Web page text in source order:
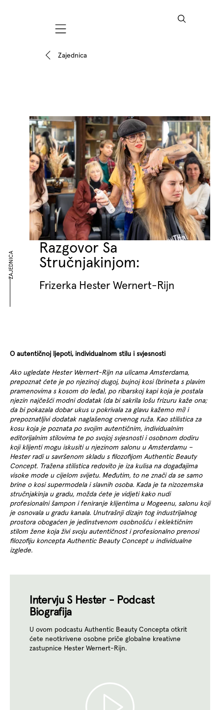
Mobile navigation
Zajednica
Razgovor Sa
Stručnjakinjom:
Frizerka Hester Wernert-Rijn
ZAJEDNICA
O autentičnoj ljepoti, individualnom stilu i svjesnosti
Ako ugledate Hester Wernert-Rijn na ulicama Amsterdama,
prepoznat ćete je po njezinoj dugoj, bujnoj kosi (brineta s plavim
pramenovima s kosom do leđa), po ribarskoj kapi koja je postala
njezin najčešći modni dodatak (da bi sakrila lošu frizuru kaže ona;
da bi pokazala dobar ukus u pokrivala za glavu kažemo mi) i
prepoznatljivi dodatak naglašenog crvenog ruža. Kao stilistica za
kosu koja je poznata po svojim autentičnim, individualnim
editorijalnim stilovima te po svojoj svjesnosti i osobnom dodiru
koji klijenti mogu iskusiti u njezinom salonu u Amsterdamu –
Hester radi u savršenom skladu s filozofijom Authentic Beauty
Concept. Tražena stilistica redovito je iza kulisa na događajima
visoke mode u cijelom svijetu. Međutim, to ne znači da se samo
brine o kosi supermodela i slavnih osoba. Kada je ta nizozemska
stručnjakinja u gradu, možda ćete je vidjeti kako nudi
profesionalni šampon i feniranje klijentima u Mogeenu, salonu koji
je osnovala u gradu kanala. Unutrašnji dizajn tog industrijalnog
prostora obogaćen je jedinstvenom osobnošću i eklektičnim
stilom žene koja živi svoju autentičnost i profesionalno prenosi
filozofiju koncepta Authentic Beauty Concept u individualne
izglede.
Intervju S Hester - Podcast
Biografija
U ovom podcastu Authentic Beauty Concepta otkrit
ćete neotkrivene osobne priče globalne kreativne
zastupnice Hester Wernert-Rijn.